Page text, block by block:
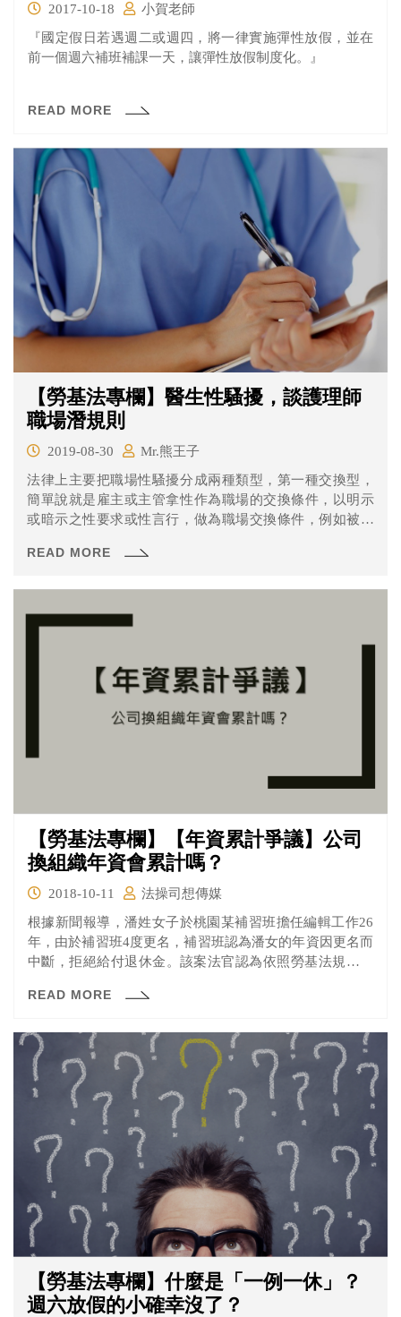
2017-10-18
小賀老師
『國定假日若遇週二或週四，將一律實施彈性放假，並在
前一個週六補班補課一天，讓彈性放假制度化。』
READ MORE
【勞基法專欄】醫生性騷擾，談護理師
職場潛規則
2019-08-30
Mr.熊王子
法律上主要把職場性騷擾分成兩種類型，第一種交換型，
簡單說就是雇主或主管拿性作為職場的交換條件，以明示
或暗示之性要求或性言行，做為職場交換條件，例如被要
騷擾。
READ MORE
【勞基法專欄】【年資累計爭議】公司
換組織年資會累計嗎？
2018-10-11
法操司想傳媒
根據新聞報導，潘姓女子於桃園某補習班擔任編輯工作26
年，由於補習班4度更名，補習班認為潘女的年資因更名而
中斷，拒絕給付退休金。該案法官認為依照勞基法規定，
新舊雇主是同一團隊，認為年資應該合併計算，判決補習
READ MORE
【勞基法專欄】什麼是「一例一休」？
週六放假的小確幸沒了？